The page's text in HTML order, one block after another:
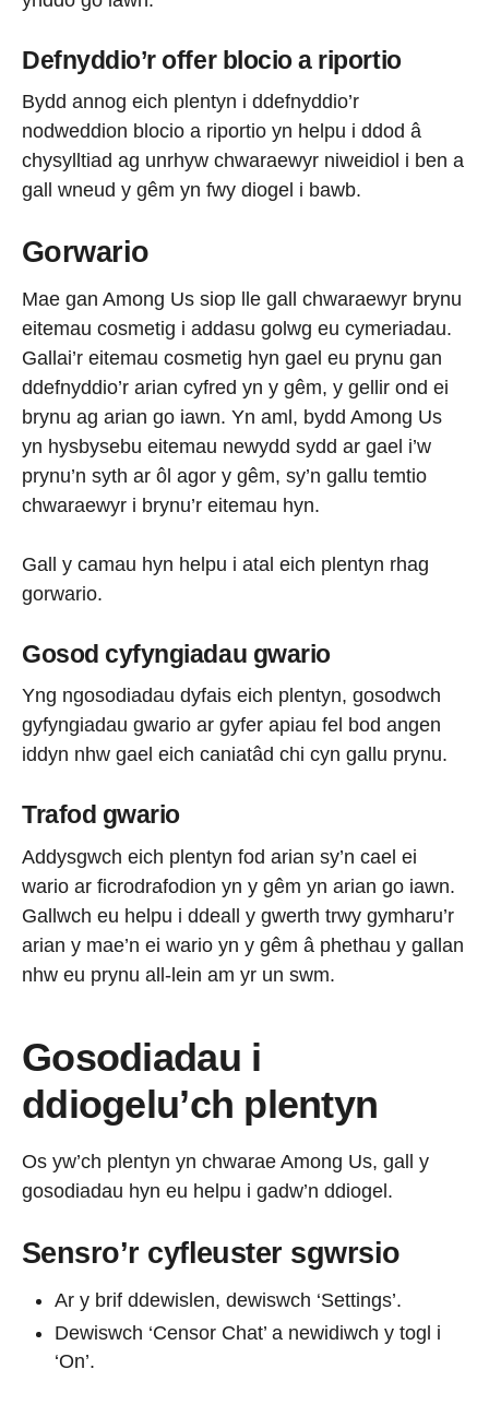
Defnyddio’r offer blocio a riportio
Bydd annog eich plentyn i ddefnyddio’r
nodweddion blocio a riportio yn helpu i ddod â
chysylltiad ag unrhyw chwaraewyr niweidiol i ben a
gall wneud y gêm yn fwy diogel i bawb.
Gorwario
Mae gan Among Us siop lle gall chwaraewyr brynu
eitemau cosmetig i addasu golwg eu cymeriadau.
Gallai’r eitemau cosmetig hyn gael eu prynu gan
ddefnyddio’r arian cyfred yn y gêm, y gellir ond ei
brynu ag arian go iawn. Yn aml, bydd Among Us
yn hysbysebu eitemau newydd sydd ar gael i’w
prynu’n syth ar ôl agor y gêm, sy’n gallu temtio
chwaraewyr i brynu’r eitemau hyn.
Gall y camau hyn helpu i atal eich plentyn rhag
gorwario.
Gosod cyfyngiadau gwario
Yng ngosodiadau dyfais eich plentyn, gosodwch
gyfyngiadau gwario ar gyfer apiau fel bod angen
iddyn nhw gael eich caniatâd chi cyn gallu prynu.
Trafod gwario
Addysgwch eich plentyn fod arian sy’n cael ei
wario ar ficrodrafodion yn y gêm yn arian go iawn.
Gallwch eu helpu i ddeall y gwerth trwy gymharu’r
arian y mae’n ei wario yn y gêm â phethau y gallan
nhw eu prynu all-lein am yr un swm.
Gosodiadau i
ddiogelu’ch plentyn
Os yw’ch plentyn yn chwarae Among Us, gall y
gosodiadau hyn eu helpu i gadw’n ddiogel.
Sensro’r cyfleuster sgwrsio
Ar y brif ddewislen, dewiswch ‘Settings’.
Dewiswch ‘Censor Chat’ a newidiwch y togl i
‘On’.